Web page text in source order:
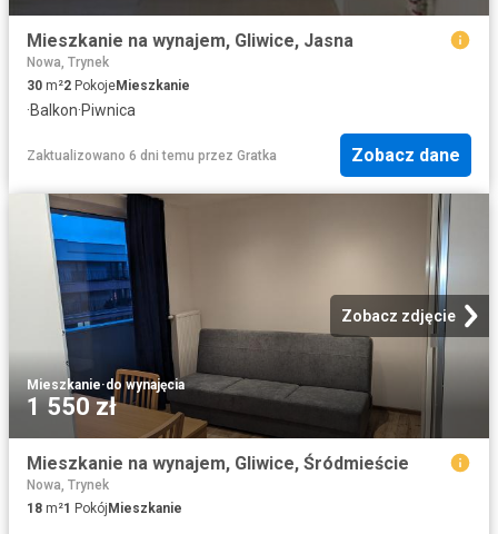
Mieszkanie na wynajem, Gliwice, Jasna
Nowa, Trynek
30 m²2 PokojeMieszkanie
·Balkon·Piwnica
Zaktualizowano 6 dni temu przez Gratka Zobacz dane
Zobacz zdjęcie
Mieszkanie·do wynajęcia
1 550 zł
Mieszkanie na wynajem, Gliwice, Śródmieście
Nowa, Trynek
18 m²1 PokójMieszkanie